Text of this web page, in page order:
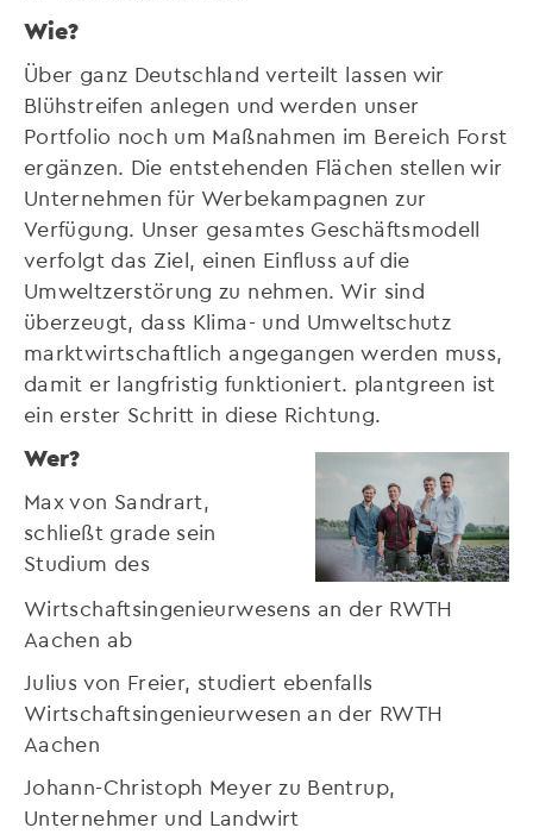
Wie?
Über ganz Deutschland verteilt lassen wir
Blühstreifen anlegen und werden unser
Portfolio noch um Maßnahmen im Bereich Forst
ergänzen. Die entstehenden Flächen stellen wir
Unternehmen für Werbekampagnen zur
Verfügung. Unser gesamtes Geschäftsmodell
verfolgt das Ziel, einen Einfluss auf die
Umweltzerstörung zu nehmen. Wir sind
überzeugt, dass Klima- und Umweltschutz
marktwirtschaftlich angegangen werden muss,
damit er langfristig funktioniert. plantgreen ist
ein erster Schritt in diese Richtung.
Wer?
Max von Sandrart,
schließt grade sein
Studium des
Wirtschaftsingenieurwesens an der RWTH
Aachen ab
Julius von Freier, studiert ebenfalls
Wirtschaftsingenieurwesen an der RWTH
Aachen
Johann-Christoph Meyer zu Bentrup,
Unternehmer und Landwirt